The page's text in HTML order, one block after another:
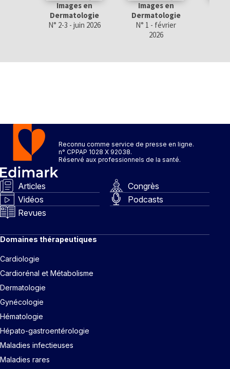
Images en
Dermatologie
N° 2-3 - juin 2026
Images en
Dermatologie
N° 1 - février
2026
Reconnu comme service de presse en ligne.
n° CPPAP 1028 X 92038.
Réservé aux professionnels de la santé.
Articles
Congrès
Vidéos
Podcasts
Revues
Domaines thérapeutiques
Cardiologie
Cardiorénal et Métabolisme
Dermatologie
Gynécologie
Hématologie
Hépato-gastroentérologie
Maladies infectieuses
Maladies rares